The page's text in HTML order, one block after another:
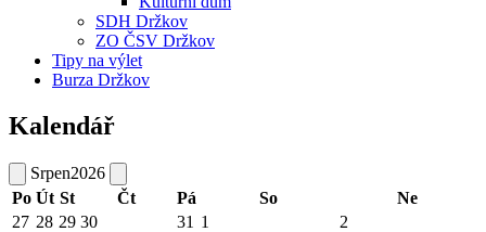
SDH Držkov
ZO ČSV Držkov
Tipy na výlet
Burza Držkov
Kalendář
Srpen2026
Po Út St Čt Pá So
Ne
27 28 29 30 31 1 2